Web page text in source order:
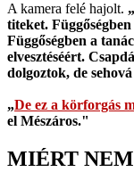
A kamera felé hajolt.
titeket.
Függőségben a
elvesztéséért.
dolgoztok, de
„De ez a körforgás
el Mészáros."
MIÉRT